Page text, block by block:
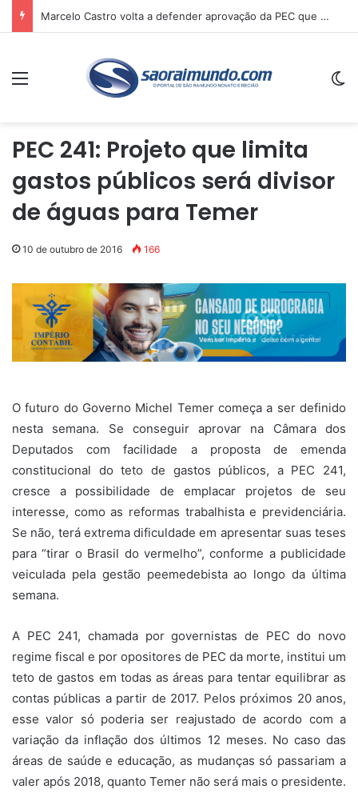
Marcelo Castro volta a defender aprovação da PEC que acaba com a escala 6×1 e avalia clima no Senado
Menu
PEC 241: Projeto que limita
gastos públicos será divisor
de águas para Temer
10 de outubro de 2016 166
O futuro do Governo Michel Temer começa a ser definido
nesta semana. Se conseguir aprovar na Câmara dos
Deputados com facilidade a proposta de emenda
constitucional do teto de gastos públicos, a PEC 241,
cresce a possibilidade de emplacar projetos de seu
interesse, como as reformas trabalhista e previdenciária.
Se não, terá extrema dificuldade em apresentar suas teses
para “tirar o Brasil do vermelho”, conforme a publicidade
veiculada pela gestão peemedebista ao longo da última
semana.
A PEC 241, chamada por governistas de PEC do novo
regime fiscal e por opositores de PEC da morte, institui um
teto de gastos em todas as áreas para tentar equilibrar as
contas públicas a partir de 2017. Pelos próximos 20 anos,
esse valor só poderia ser reajustado de acordo com a
variação da inflação dos últimos 12 meses. No caso das
áreas de saúde e educação, as mudanças só passariam a
valer após 2018, quanto Temer não será mais o presidente.